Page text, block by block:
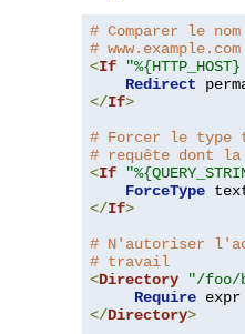
# Comparer le
#
<If
Redirect
</If>
# Forcer le
# requête dont
<If
ForceType
</If>
# N'autoriser
# travail
<Directory "/foo/
Require expr
</Directory>